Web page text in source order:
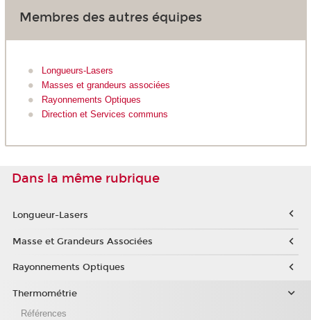
Membres des autres équipes
Longueurs-Lasers
Masses et grandeurs associées
Rayonnements Optiques
Direction et Services communs
Dans la même rubrique
Longueur-Lasers
Masse et Grandeurs Associées
Rayonnements Optiques
Thermométrie
Références